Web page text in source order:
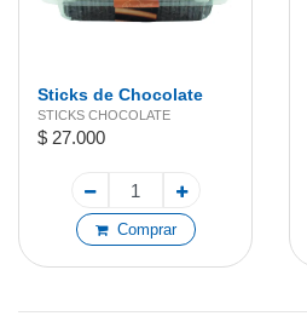
Sticks de Chocolate
150 Unidades
STICKS CHOCOLATE
$ 27.000
Comprar